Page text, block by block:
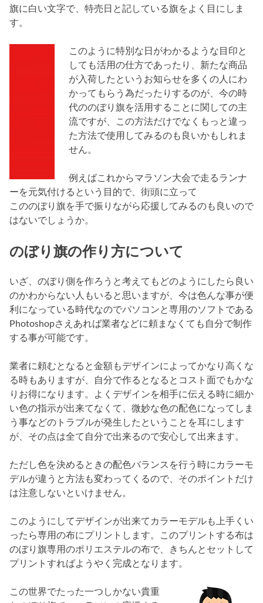
旗に白い文字で、特売日と記している旗をよく目にしま
す。
このように特別な日がわかるような目印と
しても活用の仕方であったり、新たな商品
が入荷したというお知らせを多くの人にわ
かってもらう為だったりするのが、今の時
代ののぼり旗を活用することに関しての主
流ですが、この方法だけでなくもっと違っ
た方法で使用してみるのも良いかもしれま
せん。
例えばこれからマラソン大会で走るランナ
ーを元気付けるという目的で、街頭に立って
こののぼり旗を手で振りながら応援してみるのも良いので
はないでしょうか。
のぼり旗の作り方について
いざ、のぼり側を作ろうと考えてもどのようにしたら良い
のかわからない人もいると思いますが、今は色んな事が便
利になっている時代なのでパソコンと専用のソフトである
Photoshopさえあれば業者などに頼まなくても自分で制作
する事が可能です。
業者に頼むとなると金額もデザインによってかなり高くな
る時もありますが、自分で作るとなるとコスト面でもかな
りお得になります。よくデザインを相手に伝える時に細か
い色の指示が出来てなくて、微妙な色の配色になってしま
う事などのトラブルが発生したということを耳にします
が、その点は全て自分で出来るので安心して出来ます。
ただし色を決めるときの配色バランスを行う時にカラーモ
デルが違うと方法も変わってくるので、そのポイントだけ
は注意しないといけません。
このようにしてデザインが出来てカラーモデルも上手くい
ったら専用の布にプリントします。このプリントする布は
のぼり旗専用のポリエステルの布で、きちんとセットして
プリントすればようやく完成となります。
この世界でたった一つしかない貴重